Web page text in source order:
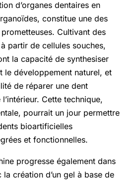
d’organes dentaires en
constitue une des
Cultivant des
partir de cellules souches,
la capacité de synthesiser
le développement naturel, et
de réparer une dent
Cette technique,
pourrait un jour permettre
bioartificielles
et fonctionnelles.
progresse également dans
création d’un gel à base de